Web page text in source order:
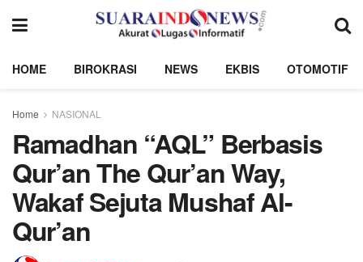
HOME BIROKRASI NEWS EKBIS OTOMOTIF
Home NASIONAL
Ramadhan “AQL” Berbasis
Qur’an The Qur’an Way,
Wakaf Sejuta Mushaf Al-
Qur’an